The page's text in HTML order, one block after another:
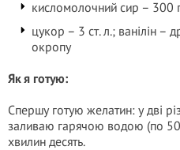
кисломолочний сир – 300
цукор – 3 ст. л.; ванілін –
окропу
Як я готую:
Спершу готую желатин: у дві
заливаю гарячою водою (по
хвилин десять.